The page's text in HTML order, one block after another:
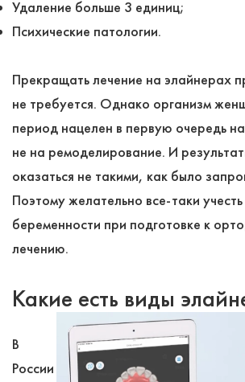
Удаление больше 3 единиц;
Психические патологии.
Прекращать лечение на элайнерах
не требуется. Однако организм
период нацелен в первую очередь
не на ремоделирование. И
оказаться не такими, как было
Поэтому желательно все-таки
беременности при подготовке к
лечению.
Какие есть виды
В
России